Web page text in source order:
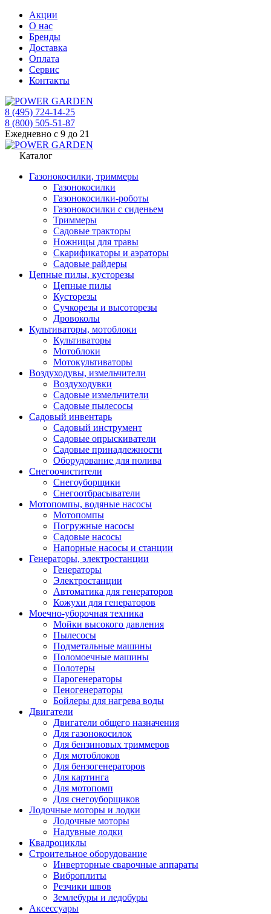
Акции
О нас
Бренды
Доставка
Оплата
Сервис
Контакты
8 (495) 724-14-25
8 (800) 505-51-87
Ежедневно с 9 до 21
Каталог
Газонокосилки, триммеры
Газонокосилки
Газонокосилки-роботы
Газонокосилки с сиденьем
Триммеры
Садовые тракторы
Ножницы для травы
Скарификаторы и аэраторы
Садовые райдеры
Цепные пилы, кусторезы
Цепные пилы
Кусторезы
Сучкорезы и высоторезы
Дровоколы
Культиваторы, мотоблоки
Культиваторы
Мотоблоки
Мотокультиваторы
Воздуходувы, измельчители
Воздуходувки
Садовые измельчители
Садовые пылесосы
Садовый инвентарь
Садовый инструмент
Садовые опрыскиватели
Садовые принадлежности
Оборудование для полива
Снегоочистители
Снегоуборщики
Снегоотбрасыватели
Мотопомпы, водяные насосы
Мотопомпы
Погружные насосы
Садовые насосы
Напорные насосы и станции
Генераторы, электростанции
Генераторы
Электростанции
Автоматика для генераторов
Кожухи для генераторов
Моечно-уборочная техника
Мойки высокого давления
Пылесосы
Подметальные машины
Поломоечные машины
Полотеры
Парогенераторы
Пеногенераторы
Бойлеры для нагрева воды
Двигатели
Двигатели общего назначения
Для газонокосилок
Для бензиновых триммеров
Для мотоблоков
Для бензогенераторов
Для картинга
Для мотопомп
Для снегоуборщиков
Лодочные моторы и лодки
Лодочные моторы
Надувные лодки
Квадроциклы
Строительное оборудование
Инверторные сварочные аппараты
Виброплиты
Резчики швов
Землебуры и ледобуры
Аксессуары